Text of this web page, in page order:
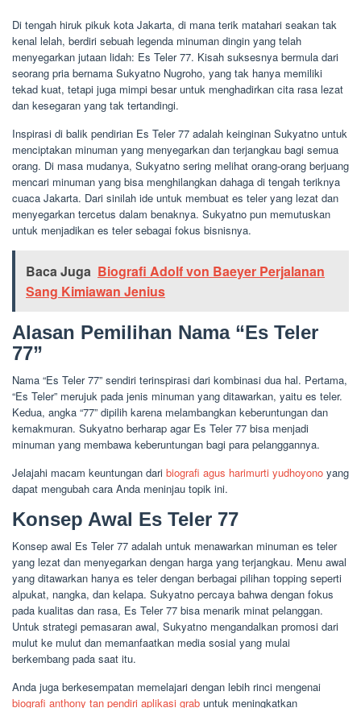
Di tengah hiruk pikuk kota Jakarta, di mana terik matahari seakan tak
kenal lelah, berdiri sebuah legenda minuman dingin yang telah
menyegarkan jutaan lidah: Es Teler 77. Kisah suksesnya bermula dari
seorang pria bernama Sukyatno Nugroho, yang tak hanya memiliki
tekad kuat, tetapi juga mimpi besar untuk menghadirkan cita rasa lezat
dan kesegaran yang tak tertandingi.
Inspirasi di balik pendirian Es Teler 77 adalah keinginan Sukyatno untuk
menciptakan minuman yang menyegarkan dan terjangkau bagi semua
orang. Di masa mudanya, Sukyatno sering melihat orang-orang berjuang
mencari minuman yang bisa menghilangkan dahaga di tengah teriknya
cuaca Jakarta. Dari sinilah ide untuk membuat es teler yang lezat dan
menyegarkan tercetus dalam benaknya. Sukyatno pun memutuskan
untuk menjadikan es teler sebagai fokus bisnisnya.
Baca Juga Biografi Adolf von Baeyer Perjalanan
Sang Kimiawan Jenius
Alasan Pemilihan Nama “Es Teler
77”
Nama “Es Teler 77” sendiri terinspirasi dari kombinasi dua hal. Pertama,
“Es Teler” merujuk pada jenis minuman yang ditawarkan, yaitu es teler.
Kedua, angka “77” dipilih karena melambangkan keberuntungan dan
kemakmuran. Sukyatno berharap agar Es Teler 77 bisa menjadi
minuman yang membawa keberuntungan bagi para pelanggannya.
Jelajahi macam keuntungan dari biografi agus harimurti yudhoyono yang
dapat mengubah cara Anda meninjau topik ini.
Konsep Awal Es Teler 77
Konsep awal Es Teler 77 adalah untuk menawarkan minuman es teler
yang lezat dan menyegarkan dengan harga yang terjangkau. Menu awal
yang ditawarkan hanya es teler dengan berbagai pilihan topping seperti
alpukat, nangka, dan kelapa. Sukyatno percaya bahwa dengan fokus
pada kualitas dan rasa, Es Teler 77 bisa menarik minat pelanggan.
Untuk strategi pemasaran awal, Sukyatno mengandalkan promosi dari
mulut ke mulut dan memanfaatkan media sosial yang mulai
berkembang pada saat itu.
Anda juga berkesempatan memelajari dengan lebih rinci mengenai
biografi anthony tan pendiri aplikasi grab untuk meningkatkan